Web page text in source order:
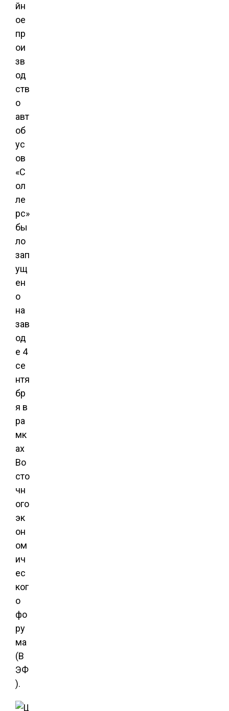
йн
ое
пр
ои
зв
од
ств
о
авт
об
ус
ов
«С
ол
ле
рс»
бы
ло
зап
ущ
ен
о
на
зав
од
е 4
се
нтя
бр
я в
ра
мк
ах
Во
сто
чн
ого
эк
он
ом
ич
ес
ког
о
фо
ру
ма
(В
ЭФ
).